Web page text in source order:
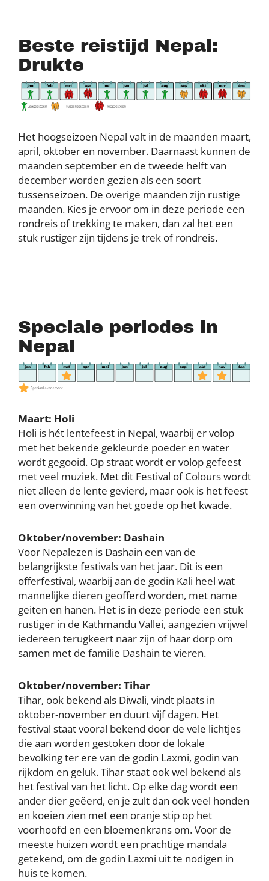
Beste reistijd Nepal:
Drukte
Het hoogseizoen Nepal valt in de maanden maart,
april, oktober en november. Daarnaast kunnen de
maanden september en de tweede helft van
december worden gezien als een soort
tussenseizoen. De overige maanden zijn rustige
maanden. Kies je ervoor om in deze periode een
rondreis of trekking te maken, dan zal het een
stuk rustiger zijn tijdens je trek of rondreis.
Speciale periodes in
Nepal
Maart: Holi
Holi is hét lentefeest in Nepal, waarbij er volop
met het bekende gekleurde poeder en water
wordt gegooid. Op straat wordt er volop gefeest
met veel muziek. Met dit Festival of Colours wordt
niet alleen de lente gevierd, maar ook is het feest
een overwinning van het goede op het kwade.
Oktober/november: Dashain
Voor Nepalezen is Dashain een van de
belangrijkste festivals van het jaar. Dit is een
offerfestival, waarbij aan de godin Kali heel wat
mannelijke dieren geofferd worden, met name
geiten en hanen. Het is in deze periode een stuk
rustiger in de Kathmandu Vallei, aangezien vrijwel
iedereen terugkeert naar zijn of haar dorp om
samen met de familie Dashain te vieren.
Oktober/november: Tihar
Tihar, ook bekend als Diwali, vindt plaats in
oktober-november en duurt vijf dagen. Het
festival staat vooral bekend door de vele lichtjes
die aan worden gestoken door de lokale
bevolking ter ere van de godin Laxmi, godin van
rijkdom en geluk. Tihar staat ook wel bekend als
het festival van het licht. Op elke dag wordt een
ander dier geëerd, en je zult dan ook veel honden
en koeien zien met een oranje stip op het
voorhoofd en een bloemenkrans om. Voor de
meeste huizen wordt een prachtige mandala
getekend, om de godin Laxmi uit te nodigen in
huis te komen.